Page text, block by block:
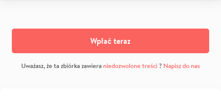
Wpłać teraz
Uważasz, że ta zbiórka zawiera niedozwolone treści? Napisz do nas